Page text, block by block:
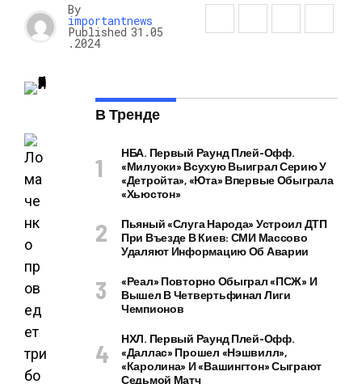
By
importantnews
Published 31.05
.2024
В Тренде
НБА. Первый Раунд Плей-Офф.
«Милуоки» Всухую Выиграл Серию У
«Детройта», «Юта» Впервые Обыграла
«Хьюстон»
Пьяный «слуга Народа» Устроил ДТП
При Въезде В Киев: СМИ Массово
Удаляют Информацию Об Аварии
«Реал» Повторно Обыграл «ПСЖ» И
Вышел В Четвертьфинал Лиги
Чемпионов
НХЛ. Первый Раунд Плей-Офф.
«Даллас» Прошел «Нэшвилл»,
«Каролина» И «Вашингтон» Сыграют
Седьмой Матч